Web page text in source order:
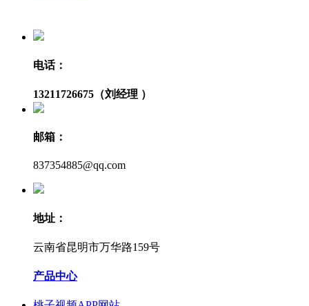
电话：
13211726675（刘经理 ）
邮箱：
837354885@qq.com
地址：
云南省昆明市万华路159号
产品中心